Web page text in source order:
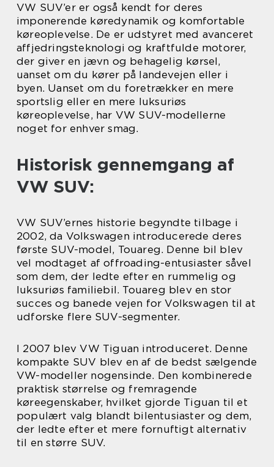
VW SUV’er er også kendt for deres
imponerende køredynamik og komfortable
køreoplevelse. De er udstyret med avanceret
affjedringsteknologi og kraftfulde motorer,
der giver en jævn og behagelig kørsel,
uanset om du kører på landevejen eller i
byen. Uanset om du foretrækker en mere
sportslig eller en mere luksuriøs
køreoplevelse, har VW SUV-modellerne
noget for enhver smag.
Historisk gennemgang af
VW SUV:
VW SUV’ernes historie begyndte tilbage i
2002, da Volkswagen introducerede deres
første SUV-model, Touareg. Denne bil blev
vel modtaget af offroading-entusiaster såvel
som dem, der ledte efter en rummelig og
luksuriøs familiebil. Touareg blev en stor
succes og banede vejen for Volkswagen til at
udforske flere SUV-segmenter.
I 2007 blev VW Tiguan introduceret. Denne
kompakte SUV blev en af de bedst sælgende
VW-modeller nogensinde. Den kombinerede
praktisk størrelse og fremragende
køreegenskaber, hvilket gjorde Tiguan til et
populært valg blandt bilentusiaster og dem,
der ledte efter et mere fornuftigt alternativ
til en større SUV.